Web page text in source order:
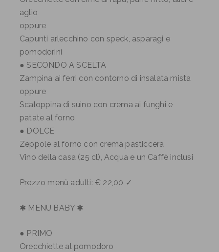
aglio
oppure
Capunti arlecchino con speck, asparagi e
pomodorini
● SECONDO A SCELTA
Zampina ai ferri con contorno di insalata mista
oppure
Scaloppina di suino con crema ai funghi e
patate al forno
● DOLCE
Zeppole al forno con crema pasticcera
Vino della casa (25 cl), Acqua e un Caffè inclusi
Prezzo menù adulti: € 22,00 ✓
✱ MENU BABY ✱
● PRIMO
Orecchiette al pomodoro